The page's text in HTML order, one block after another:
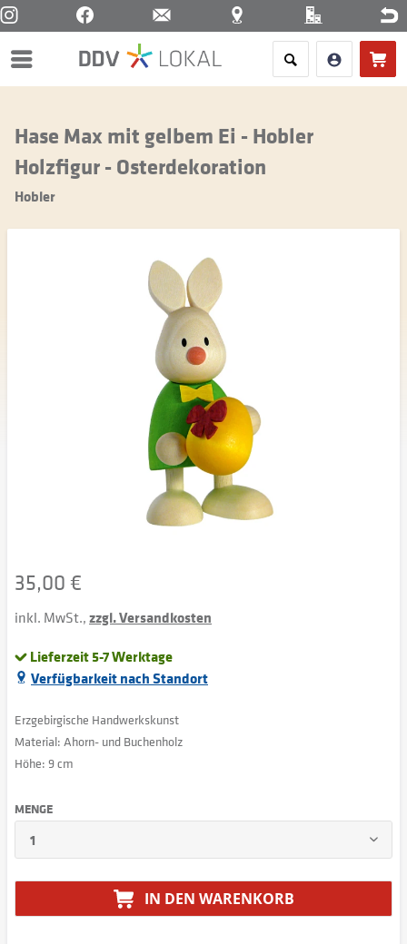
Menü
Hase Max mit gelbem Ei - Hobler
Holzfigur - Osterdekoration
Hobler
35,00 €
inkl. MwSt.,zzgl. Versandkosten
Lieferzeit 5-7 Werktage
Verfügbarkeit nach Standort
Erzgebirgische Handwerkskunst
Material: Ahorn- und Buchenholz
Höhe: 9 cm
MENGE
IN DEN WARENKORB